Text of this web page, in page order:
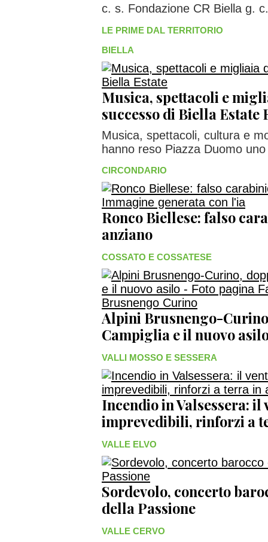
c. s. Fondazione CR Biella g. c.
LE PRIME DAL TERRITORIO
BIELLA
Musica, spettacoli e
successo di Biella Estate
Musica, spettacoli, cultura e
hanno reso Piazza Duomo
CIRCONDARIO
Ronco Biellese: falso
anziano
COSSATO E COSSATESE
Alpini Brusnengo-
Campiglia e il nuovo
VALLI MOSSO E SESSERA
Incendio in Valsessera: il
imprevedibili, rinforzi a
VALLE ELVO
Sordevolo, concerto
della Passione
VALLE CERVO